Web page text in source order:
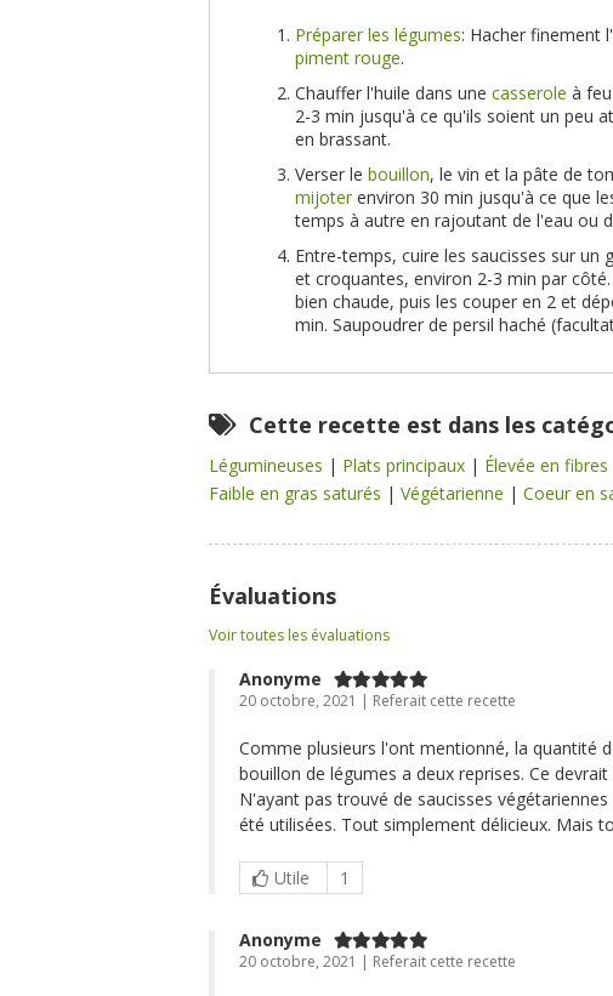
Préparer les légumes: Hacher finement
piment rouge.
Chauffer l'huile dans une casserole à
2-3 min jusqu'à ce qu'ils soient un peu
en brassant.
Verser le bouillon, le vin et la pâte de
mijoter environ 30 min jusqu'à ce que
temps à autre en rajoutant de l'eau ou
Entre-temps, cuire les saucisses sur
et croquantes, environ 2-3 min par
bien chaude, puis les couper en 2 et
min. Saupoudrer de persil haché
Cette recette est dans les
Légumineuses | Plats principaux | Élevée en fibres
Faible en gras saturés | Végétarienne | Coeur en
Évaluations
Voir toutes les évaluations
Anonyme
20 octobre, 2021 | Referait cette recette
Comme plusieurs l'ont mentionné, la quantité
bouillon de légumes a deux reprises. Ce
N'ayant pas trouvé de saucisses
été utilisées. Tout simplement délicieux. Mais
Utile 1
Anonyme
20 octobre, 2021 | Referait cette recette